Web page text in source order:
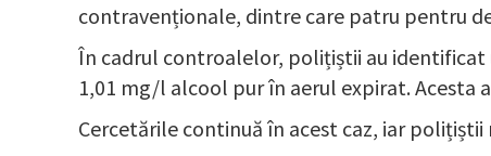
contravenționale, dintre care patru pentru
În cadrul controalelor, polițiștii au identificat
1,01 mg/l alcool pur în aerul expirat.
Cercetările continuă în acest caz, iar